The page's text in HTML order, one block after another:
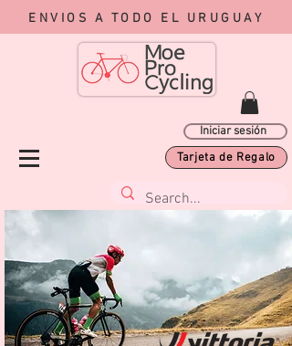
ENVIOS A TODO EL URUGUAY
Tarjeta de Regalo
Iniciar sesión